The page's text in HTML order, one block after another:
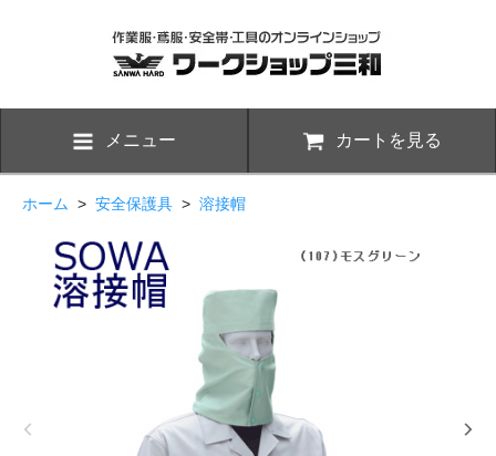
メニュー カートを見る
ホーム > 安全保護具 > 溶接帽